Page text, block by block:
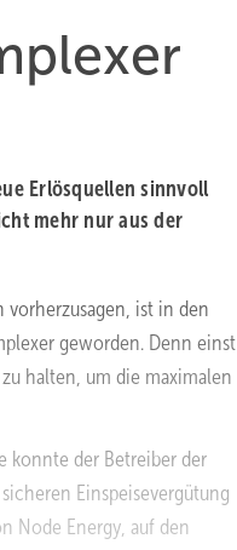
Erlösquellen sinnvoll
mehr nur aus der
vorherzusagen, ist in den
geworden. Denn einst
halten, um die maximalen
konnte der Betreiber der
Einspeisevergütung
Node Energy, auf den